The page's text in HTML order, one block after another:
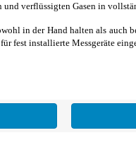
verflüssigten Gasen in
in der Hand halten als
fest installierte Messgeräte